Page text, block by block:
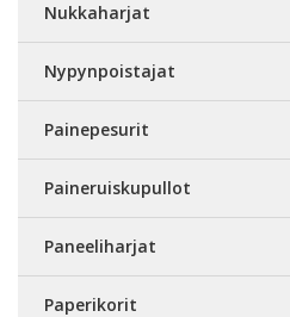
Nukkaharjat
Nypynpoistajat
Painepesurit
Paineruiskupullot
Paneeliharjat
Paperikorit